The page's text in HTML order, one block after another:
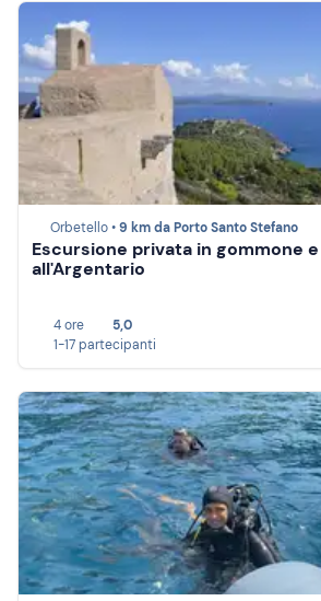
Orbetello •9 km da Porto Santo Stefano
Escursione privata in gommone
all'Argentario
4 ore
5,0
1-17 partecipanti